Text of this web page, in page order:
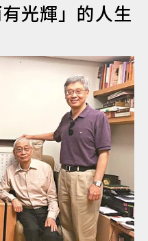
光輝」的人生